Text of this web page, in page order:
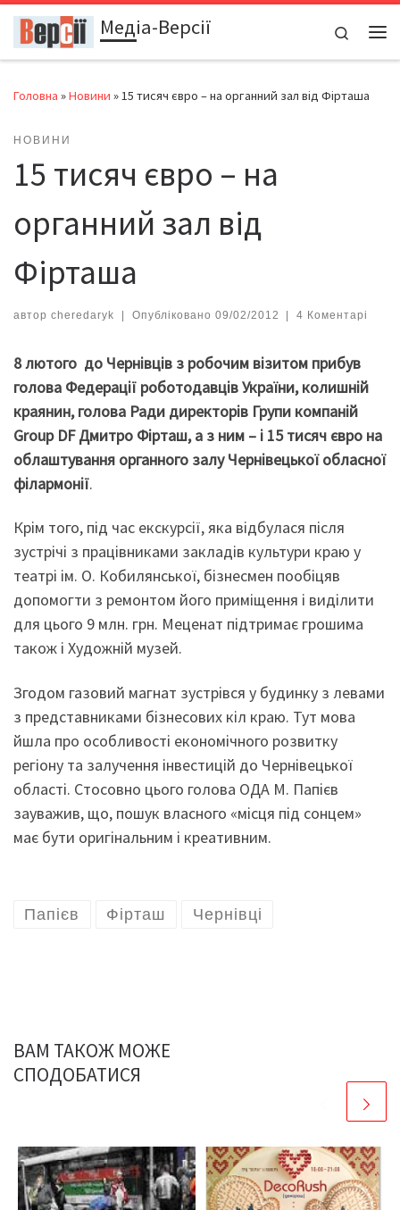
Перейти до вмістуМедіа-Версії
Search
Головна »Новини »15 тисяч євро – на органний зал від Фірташа
НОВИНИ
15 тисяч євро – на
органний зал від
Фірташа
автор cheredaryk | Опубліковано 09/02/2012 | 4 Коментарі
8 лютого до Чернівців з робочим візитом прибув
голова Федерації роботодавців України, колишній
краянин, голова Ради директорів Групи компаній
Group DF Дмитро Фірташ, а з ним – і 15 тисяч євро на
облаштування органного залу Чернівецької обласної
філармонії.
Крім того, під час екскурсії, яка відбулася після
зустрічі з працівниками закладів культури краю у
театрі ім. О. Кобилянської, бізнесмен пообіцяв
допомогти з ремонтом його приміщення і виділити
для цього 9 млн. грн. Меценат підтримає грошима
також і Художній музей.
Згодом газовий магнат зустрівся у будинку з левами
з представниками бізнесових кіл краю. Тут мова
йшла про особливості економічного розвитку
регіону та залучення інвестицій до Чернівецької
області. Стосовно цього голова ОДА М. Папієв
зауважив, що, пошук власного «місця під сонцем»
має бути оригінальним і креативним.
Папієв Фірташ Чернівці
ВАМ ТАКОЖ МОЖЕ
СПОДОБАТИСЯ